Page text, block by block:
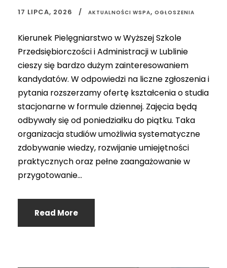
17 LIPCA, 2026 AKTUALNOŚCI WSPA, OGŁOSZENIA
Kierunek Pielęgniarstwo w Wyższej Szkole
Przedsiębiorczości i Administracji w Lublinie
cieszy się bardzo dużym zainteresowaniem
kandydatów. W odpowiedzi na liczne zgłoszenia i
pytania rozszerzamy ofertę kształcenia o studia
stacjonarne w formule dziennej. Zajęcia będą
odbywały się od poniedziałku do piątku. Taka
organizacja studiów umożliwia systematyczne
zdobywanie wiedzy, rozwijanie umiejętności
praktycznych oraz pełne zaangażowanie w
przygotowanie...
Read More